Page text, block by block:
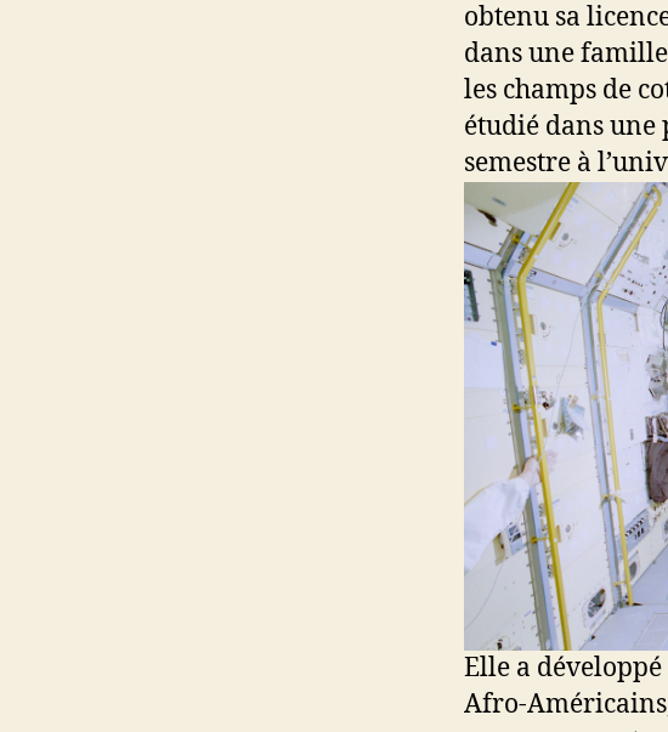
obtenu sa
dans une
les champs de
étudié dans une
semestre à
Elle a
Afro-